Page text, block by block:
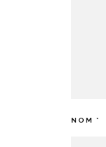
NOM *